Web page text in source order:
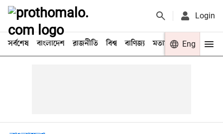
Login
সর্বশেষ বাংলাদেশ রাজনীতি বিশ্ব বাণিজ্য মতামত খেলা
Eng